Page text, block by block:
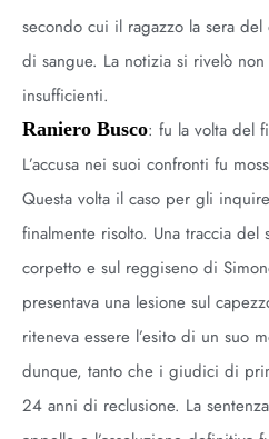
secondo cui il ragazzo la sera
di sangue. La notizia si rivelò
insufficienti.
Raniero Busco: fu la volta del
L’accusa nei suoi confronti fu
Questa volta il caso per gli
finalmente risolto. Una traccia del
corpetto e sul reggiseno di
presentava una lesione sul
riteneva essere l’esito di un suo
dunque, tanto che i giudici di
24 anni di reclusione. La